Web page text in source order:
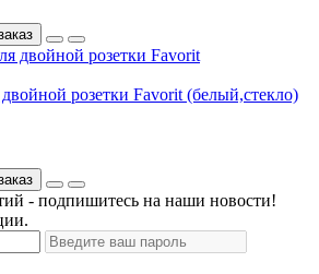
розетки Favorit (белый,стекло)
- подпишитесь на наши новости!